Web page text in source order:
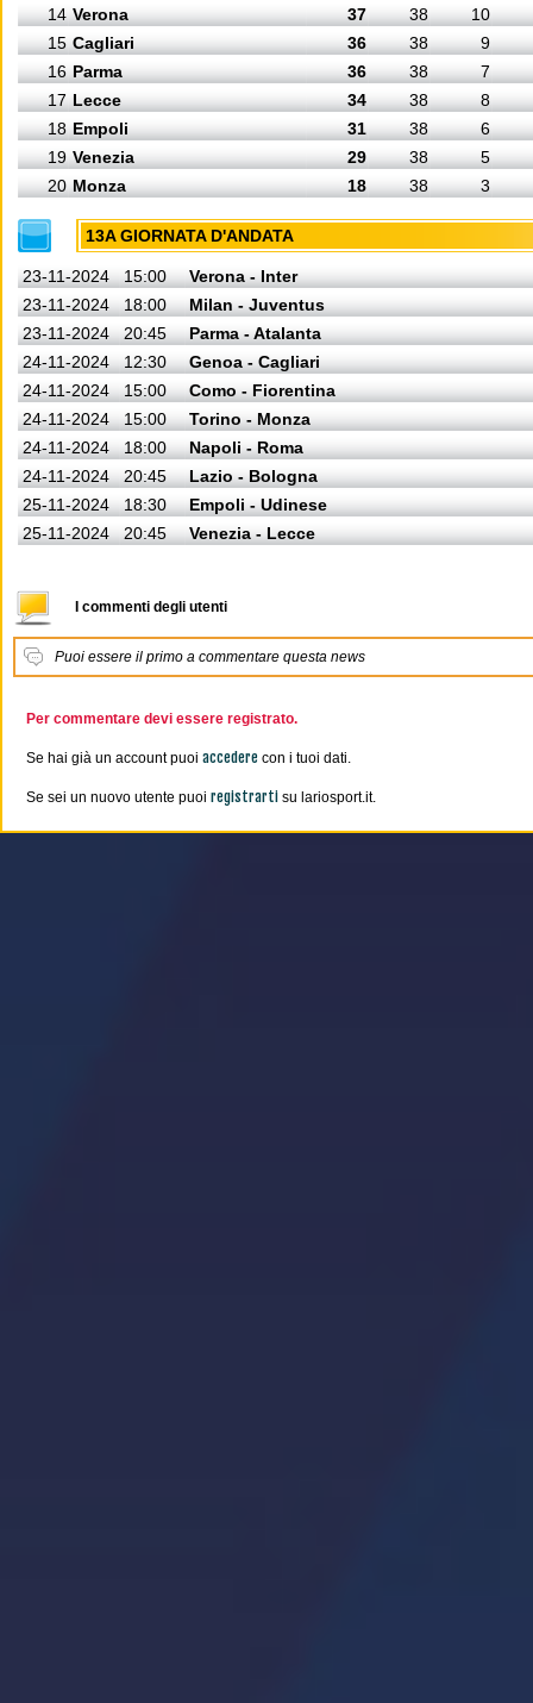
14 Verona 37 38
10
15 Cagliari 36 38
9
16 Parma 36 38
7
17 Lecce 34 38
8
18 Empoli 31 38
6
19 Venezia 29 38
5
20 Monza 18 38 3
13A GIORNATA D'ANDATA
23-11-2024 15:00
Verona - Inter
23-11-2024
18:00
Milan - Juventus
23-11-2024
20:45
Parma - Atalanta
24-11-2024
12:30
Genoa - Cagliari
24-11-2024
15:00
Como - Fiorentina
24-11-2024
15:00
Torino - Monza
24-11-2024
18:00
Napoli - Roma
24-11-2024
20:45
Lazio - Bologna
25-11-2024
18:30
Empoli - Udinese
25-11-2024
20:45 Venezia - Lecce
I commenti degli utenti
Puoi essere il primo a commentare questa news
Per commentare devi essere registrato.
Se hai già un account puoi accedere con i tuoi dati.
Se sei un nuovo utente puoi registrarti su lariosport.it.